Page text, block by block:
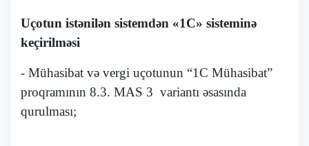
Uçotun istənilən sistemdən «1С» sisteminə
keçirilməsi
- Mühasibat və vergi uçotunun “1C Mühasibat”
proqramının 8.3. MAS 3 variantı əsasında
qurulması;